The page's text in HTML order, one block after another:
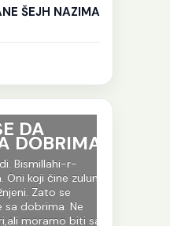
ŠEJH NAZIMA
r-
koji čine zulum
Zato se
Ne
biti sa